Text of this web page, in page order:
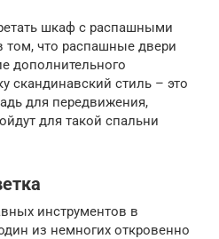
шкаф с распашными
что распашные двери
дополнительного
скандинавский стиль – это
для передвижения,
для такой спальни
инструментов в
из немногих откровенно